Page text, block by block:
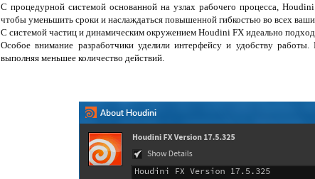
С процедурной системой основанной на узлах рабочего процесса,
чтобы уменьшить сроки и наслаждаться повышенной гибкостью во всех
С системой частиц и динамическим окружением Houdini FX идеально
Особое внимание разработчики уделили интерфейсу и удобству работы.
выполняя меньшее количество действий.